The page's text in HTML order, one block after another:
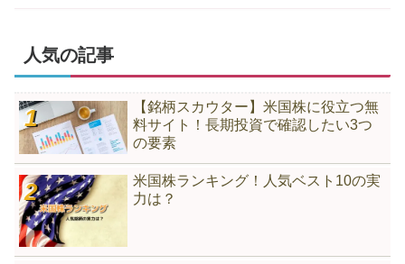
人気の記事
【銘柄スカウター】米国株に役立つ無
料サイト！長期投資で確認したい3つ
の要素
米国株ランキング！人気ベスト10の実
力は？